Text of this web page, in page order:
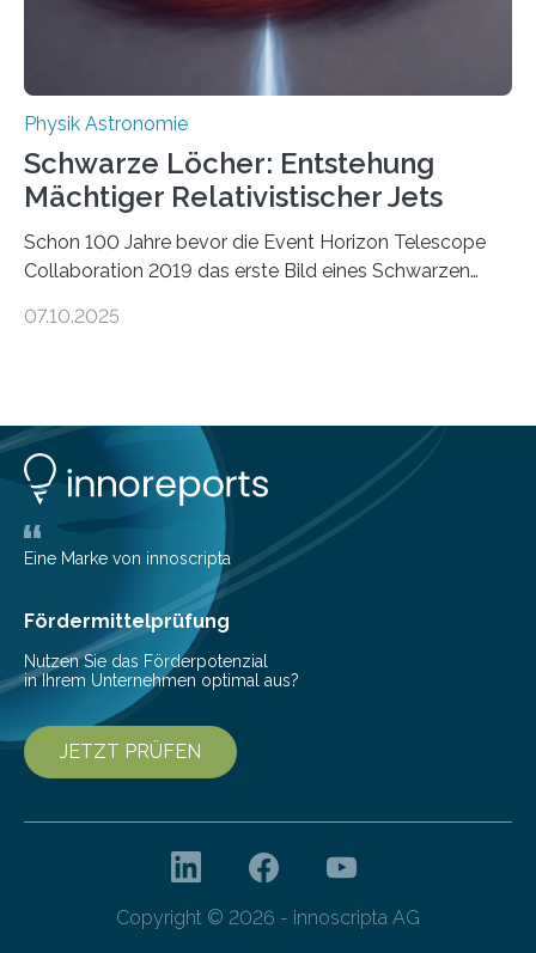
ausgedrückt, Wärme in Bewegung. In
quantenmechanischen Experimenten ist es in den…
Physik Astronomie
Schwarze Löcher: Entstehung
Mächtiger Relativistischer Jets
Schon 100 Jahre bevor die Event Horizon Telescope
Collaboration 2019 das erste Bild eines Schwarzen
hatte der Astronom Heber Curtis einen seltsamen
werden auch von anderen Schwarzen Löchern
ausgeschickt. Theoretische Astrophysiker der Goethe-
Universität haben jetzt einen numerischen Code
entwickelt, mit dem sie mathematisch hoch präzise
beschreiben…
07.10.2025
Eine Marke von innoscripta
Fördermittelprüfung
Nutzen Sie das Förderpotenzial
in Ihrem Unternehmen optimal aus?
JETZT PRÜFEN
Copyright © 2026 - innoscripta AG